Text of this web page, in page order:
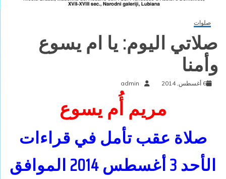
صلوات
صلاتي اليوم: يا ام يسوع
وأمنا
6 أغسطس, 2014 admin
مريم أُم يسوع
صلاة عقب تأمل في قراءات
الأحد 3 أغسطس 2014 الموافق